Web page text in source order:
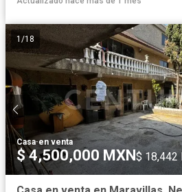
1 /18
Casa·en venta
$ 4,500,000 MXN$ 18,442